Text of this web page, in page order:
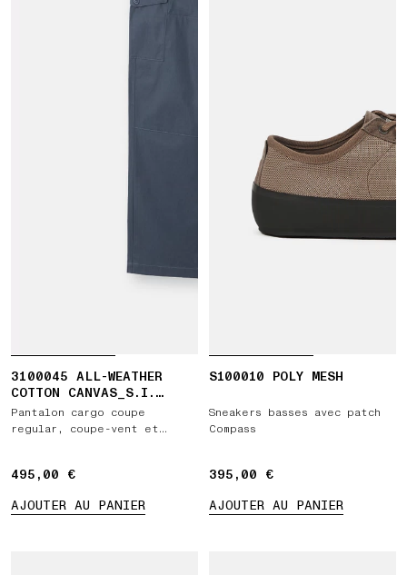
3100045 ALL-WEATHER
COTTON CANVAS_S.I.
GHOST
Pantalon cargo coupe
regular, coupe-vent et
495,00 €
495,00 €
AJOUTER AU PANIER
S100010 POLY MESH
Sneakers basses avec patch
Compass
395,00 €
395,00 €
AJOUTER AU PANIER